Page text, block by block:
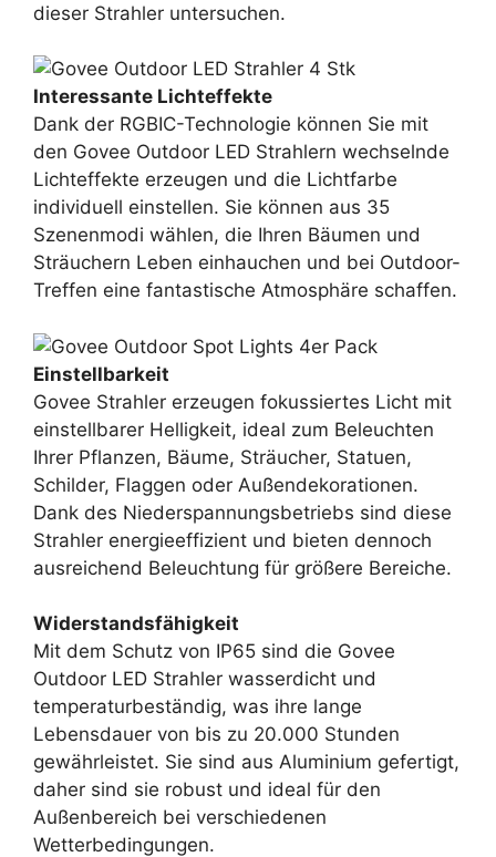
dieser Strahler untersuchen.
Interessante Lichteffekte
Dank der RGBIC-Technologie können Sie mit
den Govee Outdoor LED Strahlern wechselnde
Lichteffekte erzeugen und die Lichtfarbe
individuell einstellen. Sie können aus 35
Szenenmodi wählen, die Ihren Bäumen und
Sträuchern Leben einhauchen und bei Outdoor-
Treffen eine fantastische Atmosphäre schaffen.
Einstellbarkeit
Govee Strahler erzeugen fokussiertes Licht mit
einstellbarer Helligkeit, ideal zum Beleuchten
Ihrer Pflanzen, Bäume, Sträucher, Statuen,
Schilder, Flaggen oder Außendekorationen.
Dank des Niederspannungsbetriebs sind diese
Strahler energieeffizient und bieten dennoch
ausreichend Beleuchtung für größere Bereiche.
Widerstandsfähigkeit
Mit dem Schutz von IP65 sind die Govee
Outdoor LED Strahler wasserdicht und
temperaturbeständig, was ihre lange
Lebensdauer von bis zu 20.000 Stunden
gewährleistet. Sie sind aus Aluminium gefertigt,
daher sind sie robust und ideal für den
Außenbereich bei verschiedenen
Wetterbedingungen.